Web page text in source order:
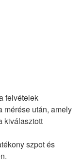
felvételek
mérése után, amely
kiválasztott
szpot és